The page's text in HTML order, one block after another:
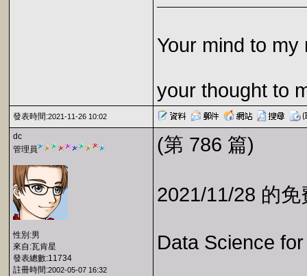
Your mind to my
your thought to
發表時間:2021-11-26 10:02
dc
管理員
性別:男
來自:瓦肯星
發表總數:11734
註冊時間:2002-05-07 16:32
(第 786 篇)
2021/11/28 的
Data Science